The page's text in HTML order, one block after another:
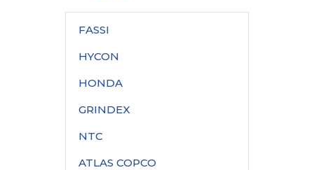
FASSI
HYCON
HONDA
GRINDEX
NTC
ATLAS COPCO